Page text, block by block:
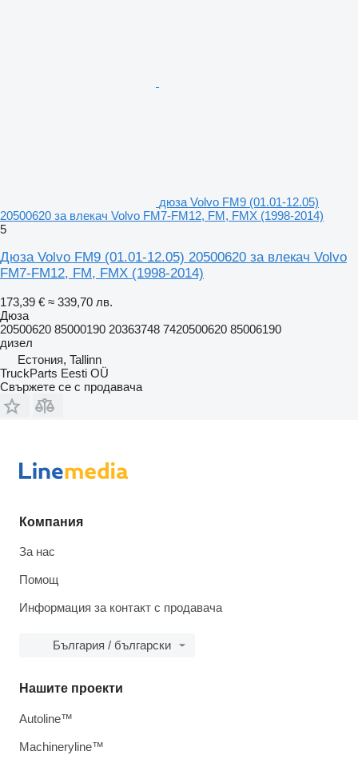
дюза Volvo FM9 (01.01-12.05)
20500620 за влекач Volvo FM7-FM12, FM, FMX (1998-2014)
5
Дюза Volvo FM9 (01.01-12.05) 20500620 за влекач Volvo
FM7-FM12, FM, FMX (1998-2014)
173,39 € ≈ 339,70 лв.
Дюза
20500620 85000190 20363748 7420500620 85006190
дизел
Естония, Tallinn
TruckParts Eesti OÜ
Свържете се с продавача
Компания
За нас
Помощ
Информация за контакт с продавача
България / български
Нашите проекти
Autoline™
Machineryline™